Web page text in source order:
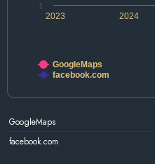
2024
2023
1
GoogleMaps
facebook.com
GoogleMaps
facebook.com